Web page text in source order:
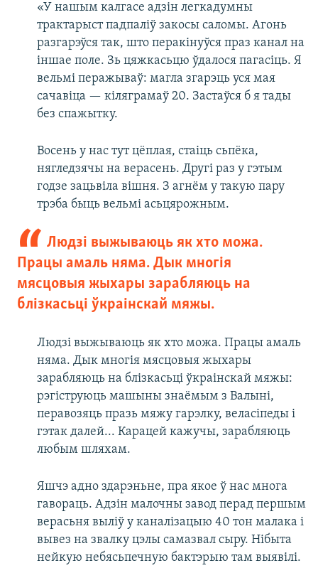
«У нашым калгасе адзін легкадумны
трактарыст падпаліў закосы саломы. Агонь
разгарэўся так, што перакінуўся праз канал на
іншае поле. Зь цяжкасьцю ўдалося пагасіць. Я
вельмі перажываў: магла згарэць уся мая
сачавіца — кіляграмаў 20. Застаўся б я тады
без спажытку.
Восень у нас тут цёплая, стаіць сьпёка,
нягледзячы на верасень. Другі раз у гэтым
годзе зацьвіла вішня. З агнём у такую пару
трэба быць вельмі асьцярожным.
Людзі выжываюць як хто можа.
Працы амаль няма. Дык многія
мясцовыя жыхары зарабляюць на
блізкасьці ўкраінскай мяжы.
Людзі выжываюць як хто можа. Працы амаль
няма. Дык многія мясцовыя жыхары
зарабляюць на блізкасьці ўкраінскай мяжы:
рэгіструюць машыны знаёмым з Валыні,
перавозяць празь мяжу гарэлку, веласіпеды і
гэтак далей... Карацей кажучы, зарабляюць
любым шляхам.
Яшчэ адно здарэньне, пра якое ў нас многа
гавораць. Адзін малочны завод перад першым
верасьня выліў у каналізацыю 40 тон малака і
вывез на звалку цэлы самазвал сыру. Нібыта
нейкую небясьпечную бактэрыю там выявілі.